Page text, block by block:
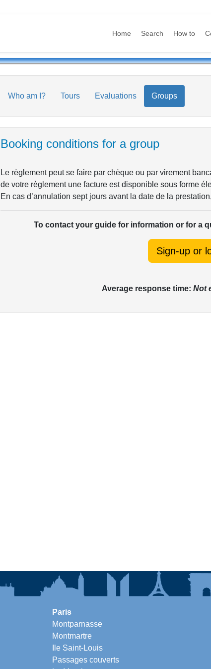
Home Search How to
Who am I? Tours Evaluations Groups
Booking conditions for a group
Le règlement peut se faire par chèque ou par virement
de votre règlement une facture est disponible sous forme
En cas d’annulation sept jours avant la date de la
To contact your guide for information or for a
Sign-up or
Average response time: Not
Paris
Montparnasse
Montmartre
Ile Saint-Louis
Passages couverts